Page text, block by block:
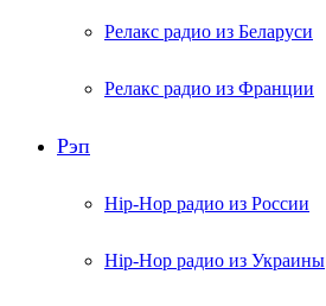
Релакс радио из Беларуси
Релакс радио из Франции
Рэп
Hip-Hop радио из России
Hip-Hop радио из Украины